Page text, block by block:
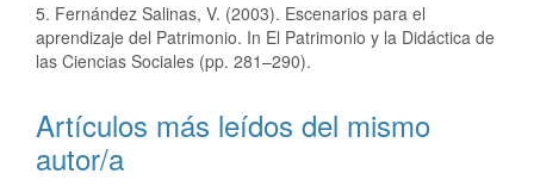
5. Fernández Salinas, V. (2003). Escenarios para el
aprendizaje del Patrimonio. In El Patrimonio y la Didáctica de
las Ciencias Sociales (pp. 281–290).
Artículos más leídos del mismo
autor/a